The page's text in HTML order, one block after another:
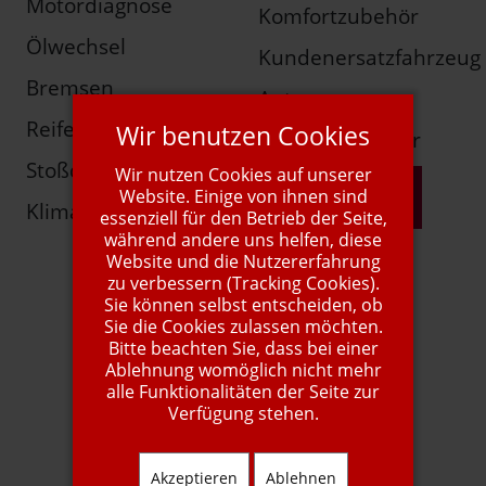
Ölwechsel
Bremsen
Reifen
Stoßdämpfer
Klimaservice
Komfortzubehör
Kundenersatzfahrzeug
Autogas
Young-/Oldtimer
mehr Info
1A Autoservice
Wir benutzen Cookies
Wir nutzen Cookies auf unserer
Website. Einige von ihnen sind
essenziell für den Betrieb der Seite,
während andere uns helfen, diese
Website und die Nutzererfahrung
zu verbessern (Tracking Cookies).
Sie können selbst entscheiden, ob
Sie die Cookies zulassen möchten.
Bitte beachten Sie, dass bei einer
Ablehnung womöglich nicht mehr
alle Funktionalitäten der Seite zur
Verfügung stehen.
Akzeptieren Ablehnen